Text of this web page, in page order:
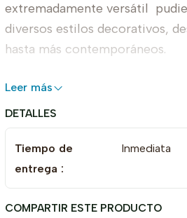
extremadamente versátil
diversos estilos decorativos,
hasta más contemporáneos.
Dimensiones
Alto: 28 cm
Largo: 28 cm
Leer más
DETALLES
Tiempo de
entrega :
Inmediata
COMPARTIR ESTE PRODUCTO